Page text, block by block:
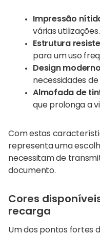
Impressão
várias utilizações.
Estrutura
para um uso
Design
necessidades
Almofada de
que prolonga a
Com estas
representa uma
necessitam de
documento.
Cores
recarga
Um dos pontos fortes